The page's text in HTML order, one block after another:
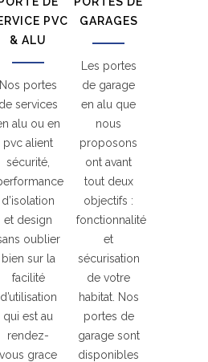
PVC
& ALU
Nos portes
de services
alu ou en
pvc alient
sécurité,
d’isolation
et design
oublier
bien sur la
facilité
d’utilisation
qui est au
rendez-
vous grace
GARAGES
Les portes
de garage
en alu que
nous
proposons
ont avant
tout deux
objectifs :
fonctionnalité
et
sécurisation
de votre
habitat. Nos
portes de
garage sont
disponibles